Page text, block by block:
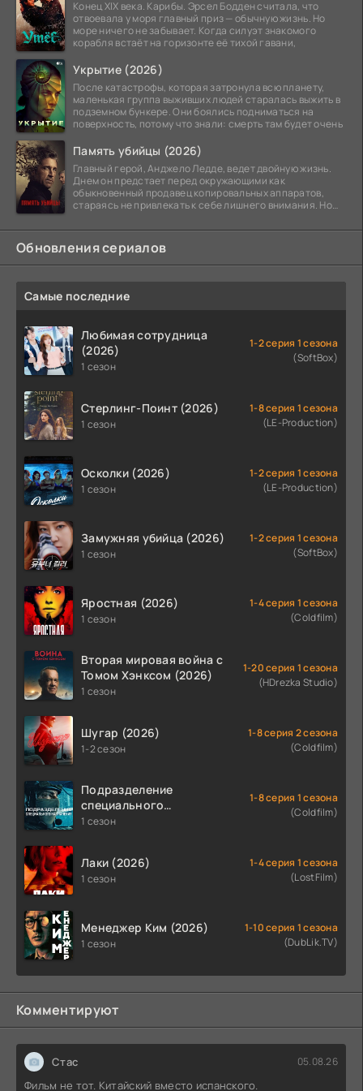
Конец XIX века. Карибы. Эрсел Бодден считала, что
отвоевала у моря главный приз — обычную жизнь. Но
море ничего не забывает. Когда силуэт знакомого
корабля встаёт на горизонте её тихой гавани,
Укрытие (2026)
После катастрофы, которая затронула всю планету,
маленькая группа выживших людей старалась выжить в
подземном бункере. Они боялись подниматься на
поверхность, потому что знали: смерть там будет очень
Память убийцы (2026)
Главный герой, Анджело Ледде, ведет двойную жизнь.
Днем он предстает перед окружающими как
обыкновенный продавец копировальных аппаратов,
стараясь не привлекать к себе лишнего внимания. Но
Обновления сериалов
Самые последние
Любимая сотрудница
(2026)
1 сезон
1-2 серия 1 сезона
(SoftBox)
Стерлинг-Поинт (2026)
1 сезон
1-8 серия 1 сезона
(LE-Production)
Осколки (2026)
1 сезон
1-2 серия 1 сезона
(LE-Production)
Замужняя убийца (2026)
1 сезон
1-2 серия 1 сезона
(SoftBox)
Яростная (2026)
1 сезон
1-4 серия 1 сезона
(Coldfilm)
Вторая мировая война с
Томом Хэнксом (2026)
1 сезон
1-20 серия 1 сезона
(HDrezka Studio)
Шугар (2026)
1-2 сезон
1-8 серия 2 сезона
(Coldfilm)
Подразделение
специального
назначения (2026)
1 сезон
1-8 серия 1 сезона
(Coldfilm)
Лаки (2026)
1 сезон
1-4 серия 1 сезона
(LostFilm)
Менеджер Ким (2026)
1 сезон
1-10 серия 1 сезона
(DubLik.TV)
Комментируют
Стас 05.08.26
Фильм не тот. Китайский вместо испанского.